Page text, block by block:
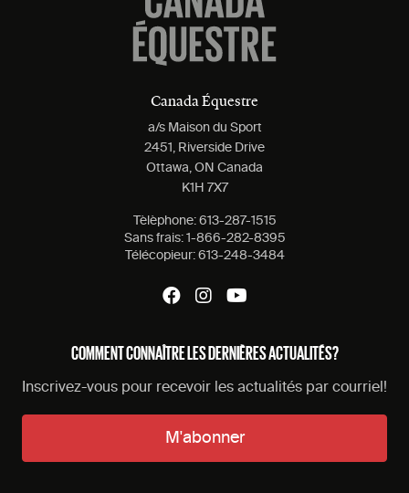
Canada Équestre
a/s Maison du Sport
2451, Riverside Drive
Ottawa, ON Canada
K1H 7X7
Tèlèphone: 613-287-1515
Sans frais: 1-866-282-8395
Télécopieur: 613-248-3484
COMMENT CONNAÎTRE LES DERNIÈRES ACTUALITÉS?
Inscrivez-vous pour recevoir les actualités par courriel!
M'abonner